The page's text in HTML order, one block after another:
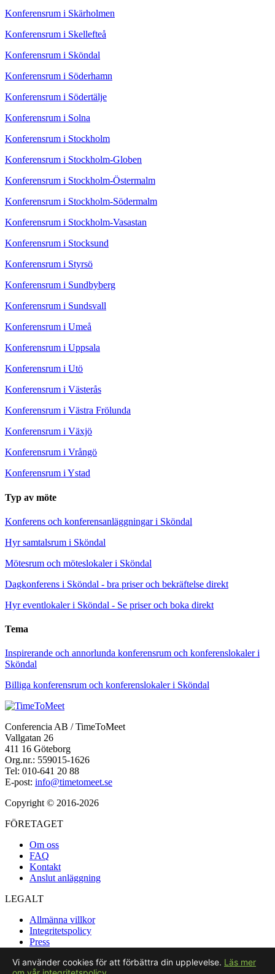
Konferensrum i Skärholmen
Konferensrum i Skellefteå
Konferensrum i Sköndal
Konferensrum i Söderhamn
Konferensrum i Södertälje
Konferensrum i Solna
Konferensrum i Stockholm
Konferensrum i Stockholm-Globen
Konferensrum i Stockholm-Östermalm
Konferensrum i Stockholm-Södermalm
Konferensrum i Stockholm-Vasastan
Konferensrum i Stocksund
Konferensrum i Styrsö
Konferensrum i Sundbyberg
Konferensrum i Sundsvall
Konferensrum i Umeå
Konferensrum i Uppsala
Konferensrum i Utö
Konferensrum i Västerås
Konferensrum i Västra Frölunda
Konferensrum i Växjö
Konferensrum i Vrångö
Konferensrum i Ystad
Typ av möte
Konferens och konferensanläggningar i Sköndal
Hyr samtalsrum i Sköndal
Mötesrum och möteslokaler i Sköndal
Dagkonferens i Sköndal - bra priser och bekräftelse direkt
Hyr eventlokaler i Sköndal - Se priser och boka direkt
Tema
Inspirerande och annorlunda konferensrum och konferenslokaler i
Sköndal
Billiga konferensrum och konferenslokaler i Sköndal
Conferencia AB / TimeToMeet
Vallgatan 26
411 16 Göteborg
Org.nr.: 559015-1626
Tel: 010-641 20 88
E-post: info@timetomeet.se
Copyright © 2016-2026
FÖRETAGET
Om oss
FAQ
Kontakt
Anslut anläggning
LEGALT
Allmänna villkor
Integritetspolicy
Press
SOCIALT
Vi använder cookies för att förbättra din upplevelse. Läs mer